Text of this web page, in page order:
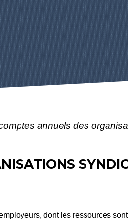
annuels des
dont les ressources